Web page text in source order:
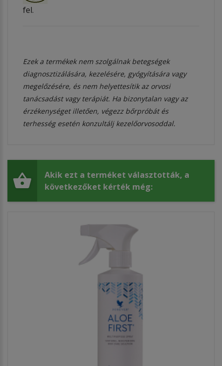
fel.
Ezek a termékek nem szolgálnak betegségek
diagnosztizálására, kezelésére, gyógyítására vagy
megelőzésére, és nem helyettesítik az orvosi
tanácsadást vagy terápiát. Ha bizonytalan vagy az
érzékenységet illetően, végezz bőrpróbát és
terhesség esetén konzultálj kezelőorvosoddal.
Akik ezt a terméket választották, a
következőket kérték még: